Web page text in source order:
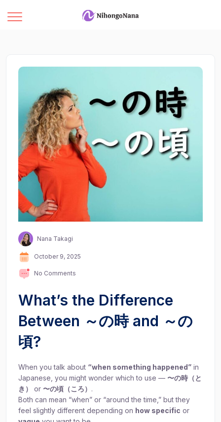
Nana Takagi
October 9, 2025
No Comments
What’s the Difference
Between ～の時 and ～の
頃?
When you talk about “when something happened” in
Japanese, you might wonder which to use — 〜の時（と
き）
or 〜の頃（ころ） .
Both can mean “when” or “around the time,” but they
feel slightly different depending on how specific or